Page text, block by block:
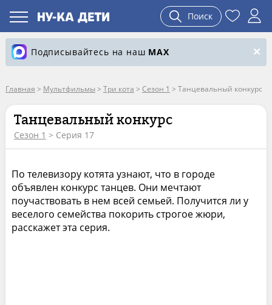
Поиск
Подписывайтесь на наш MAX
Главная > Мультфильмы > Три кота > Сезон 1 > Танцевальный конкурс
Танцевальный конкурс
Сезон 1 > Серия 17
По телевизору котята узнают, что в городе
объявлен конкурс танцев. Они мечтают
поучаствовать в нем всей семьей. Получится ли у
веселого семейства покорить строгое жюри,
расскажет эта серия.